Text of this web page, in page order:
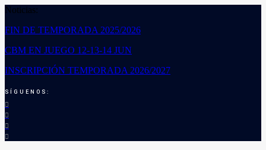
Noticias:
FIN DE TEMPORADA 2025/2026
CBM EN JUEGO 12-13-14 JUN
INSCRIPCIÓN TEMPORADA 2026/2027
SÍGUENOS: